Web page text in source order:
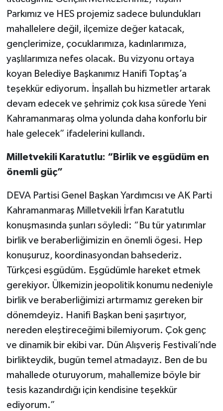
Parkımız ve HES projemiz sadece bulundukları
mahallelere değil, ilçemize değer katacak,
gençlerimize, çocuklarımıza, kadınlarımıza,
yaşlılarımıza nefes olacak. Bu vizyonu ortaya
koyan Belediye Başkanımız Hanifi Toptaş’a
teşekkür ediyorum. İnşallah bu hizmetler artarak
devam edecek ve şehrimiz çok kısa sürede Yeni
Kahramanmaraş olma yolunda daha konforlu bir
hale gelecek” ifadelerini kullandı.
Milletvekili Karatutlu: “Birlik ve eşgüdüm en
önemli güç”
DEVA Partisi Genel Başkan Yardımcısı ve AK Parti
Kahramanmaraş Milletvekili İrfan Karatutlu
konuşmasında şunları söyledi: “Bu tür yatırımlar
birlik ve beraberliğimizin en önemli ögesi. Hep
konuşuruz, koordinasyondan bahsederiz.
Türkçesi eşgüdüm. Eşgüdümle hareket etmek
gerekiyor. Ülkemizin jeopolitik konumu nedeniyle
birlik ve beraberliğimizi artırmamız gereken bir
dönemdeyiz. Hanifi Başkan beni şaşırtıyor,
nereden eleştireceğimi bilemiyorum. Çok genç
ve dinamik bir ekibi var. Dün Alışveriş Festivali’nde
birlikteydik, bugün temel atmadayız. Ben de bu
mahallede oturuyorum, mahallemize böyle bir
tesis kazandırdığı için kendisine teşekkür
ediyorum.”